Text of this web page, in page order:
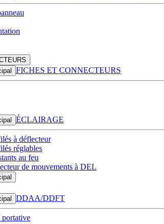
FICHES ET CONNECTEURS
ÉCLAIRAGE
à déflecteur
réglables
au feu
de mouvements à DEL
DDAA/DDFT